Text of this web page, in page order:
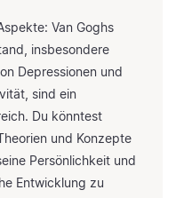
Van Goghs
insbesondere
Depressionen und
sind ein
Du könntest
und Konzepte
Persönlichkeit und
Entwicklung zu